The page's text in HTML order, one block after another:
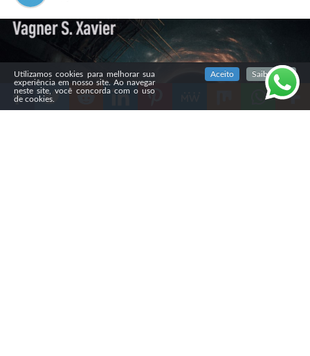
SIGA NOSSAS REDES SOCIAIS
Utilizamos cookies para melhorar sua
experiência em nosso site. Ao navegar
neste site, você concorda com o uso
de cookies.
Aceito Saiba mais